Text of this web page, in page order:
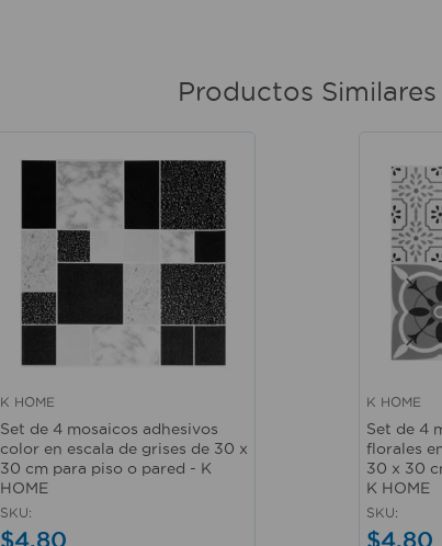
Productos Similares
K HOME
Set de 4 mosaicos adhesivos
color en escala de grises de 30 x
30 cm para piso o pared - K
HOME
SKU:
$4,80
K HOME
Set de 4
florales
30 x 30
K HOME
SKU:
$4,80